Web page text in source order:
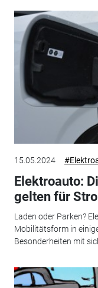
15.05.2024
Elektroauto:
gelten für
Laden oder Parken?
Mobilitätsform in
Besonderheiten mit